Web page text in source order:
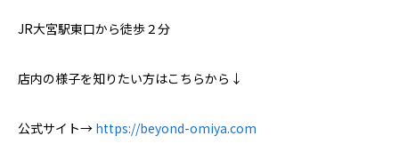
JR大宮駅東口から徒歩２分
店内の様子を知りたい方はこちらから↓
公式サイト→ https://beyond-omiya.com